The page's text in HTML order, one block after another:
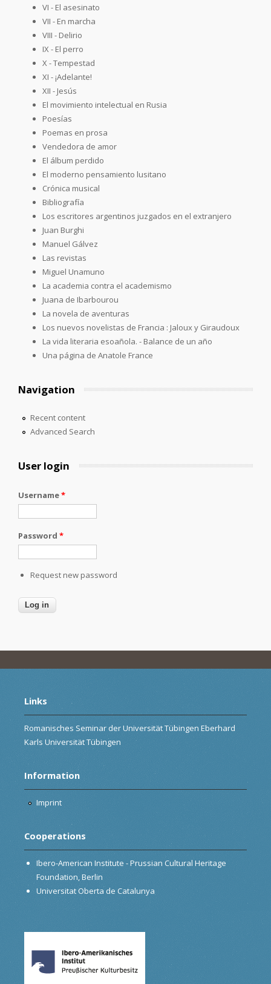
VI - El asesinato
VII - En marcha
VIII - Delirio
IX - El perro
X - Tempestad
XI - ¡Adelante!
XII - Jesús
El movimiento intelectual en Rusia
Poesías
Poemas en prosa
Vendedora de amor
El álbum perdido
El moderno pensamiento lusitano
Crónica musical
Bibliografía
Los escritores argentinos juzgados en el extranjero
Juan Burghi
Manuel Gálvez
Las revistas
Miguel Unamuno
La academia contra el academismo
Juana de Ibarbourou
La novela de aventuras
Los nuevos novelistas de Francia : Jaloux y Giraudoux
La vida literaria esoañola. - Balance de un año
Una página de Anatole France
Navigation
Recent content
Advanced Search
User login
Username*
Password *
Request new password
Links
Romanisches Seminar der Universität Tübingen Eberhard
Karls Universität Tübingen
Information
Imprint
Cooperations
Ibero-American Institute - Prussian Cultural Heritage
Foundation, Berlin
Universitat Oberta de Catalunya